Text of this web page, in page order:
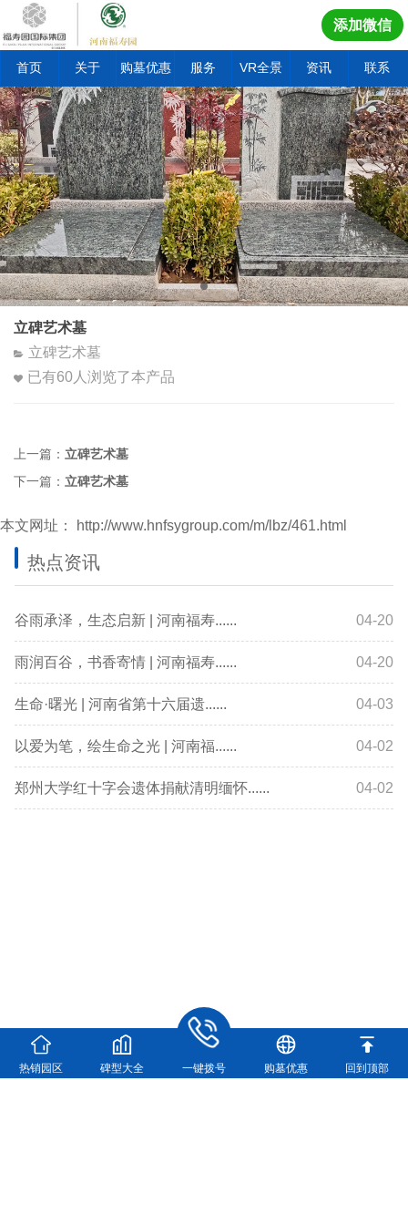
添加微信
首页 关于 购墓优惠 服务 VR全景 资讯 联系
立碑艺术墓
立碑艺术墓
已有60 人浏览了本产品
上一篇： 立碑艺术墓
下一篇： 立碑艺术墓
本文网址： http://www.hnfsygroup.com/m/lbz/461.html
热点资讯
04-20
谷雨承泽，生态启新 | 河南福寿......
04-20
雨润百谷，书香寄情 | 河南福寿......
04-03
生命·曙光 | 河南省第十六届遗......
04-02
以爱为笔，绘生命之光 | 河南福......
04-02
郑州大学红十字会遗体捐献清明缅怀......
热销园区 碑型大全 一键拨号 购墓优惠 回到顶部